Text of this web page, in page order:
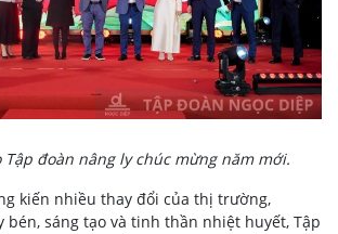
Tập đoàn nâng ly chúc mừng năm mới.
kiến nhiều thay đổi của thị trường,
bén, sáng tạo và tinh thần nhiệt huyết, Tập